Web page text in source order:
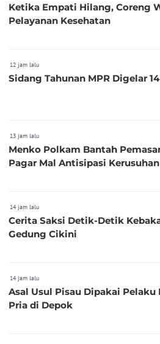
Ketika Empati Hilang, Coreng
Pelayanan Kesehatan
12 jam lalu
Sidang Tahunan MPR Digelar
13 jam lalu
Menko Polkam Bantah
Pagar Mal Antisipasi Kerusuhan
14 jam lalu
Cerita Saksi Detik-Detik
Gedung Cikini
14 jam lalu
Asal Usul Pisau Dipakai Pelaku
Pria di Depok